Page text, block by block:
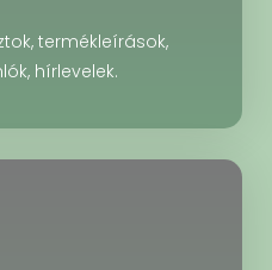
termékleírások,
hírlevelek.